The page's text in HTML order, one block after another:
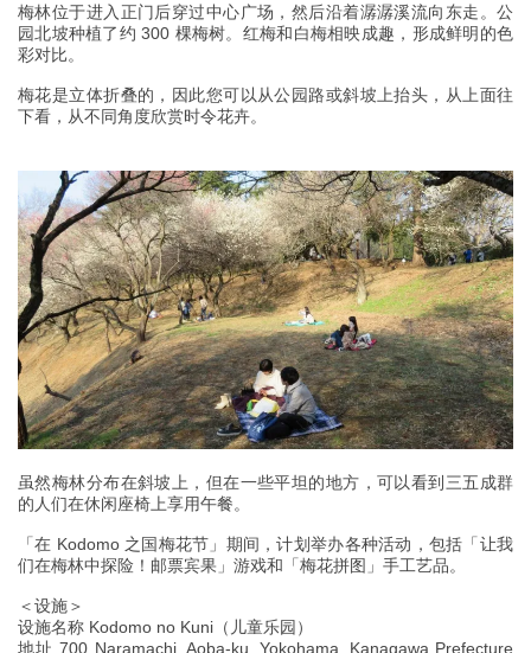
梅林位于进入正门后穿过中心广场，然后沿着潺潺溪流向东走。公
园北坡种植了约 300 棵梅树。红梅和白梅相映成趣，形成鲜明的色
彩对比。
梅花是立体折叠的，因此您可以从公园路或斜坡上抬头，从上面往
下看，从不同角度欣赏时令花卉。
虽然梅林分布在斜坡上，但在一些平坦的地方，可以看到三五成群
的人们在休闲座椅上享用午餐。
「在 Kodomo 之国梅花节」期间，计划举办各种活动，包括「让我
们在梅林中探险！邮票宾果」游戏和「梅花拼图」手工艺品。
＜设施＞
设施名称 Kodomo no Kuni（儿童乐园）
地址 700 Naramachi, Aoba-ku, Yokohama, Kanagawa Prefecture